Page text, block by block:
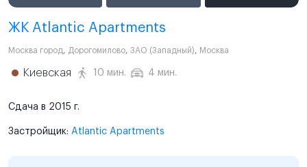
ЖК Atlantic Apartments
Москва город, Дорогомилово, ЗАО (Западный), Москва
Киевская 10 мин. 4 мин.
Сдача в 2015 г.
Застройщик: Atlantic Apartments